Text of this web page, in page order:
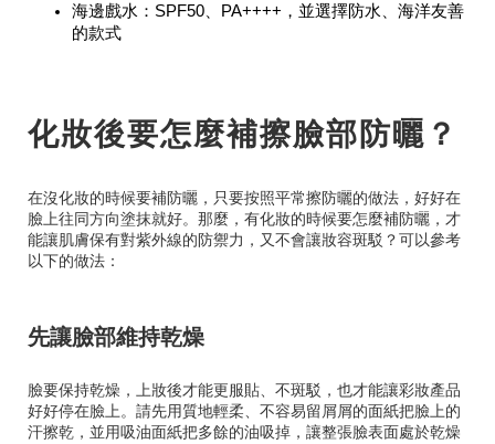
海邊戲水：SPF50、PA++++，並選擇防水、海洋友善
的款式
化妝後要怎麼補擦臉部防曬？
在沒化妝的時候要補防曬，只要按照平常擦防曬的做法，好好在
臉上往同方向塗抹就好。那麼，有化妝的時候要怎麼補防曬，才
能讓肌膚保有對紫外線的防禦力，又不會讓妝容斑駁？可以參考
以下的做法：
先讓臉部維持乾燥
臉要保持乾燥，上妝後才能更服貼、不斑駁，也才能讓彩妝產品
好好停在臉上。請先用質地輕柔、不容易留屑屑的面紙把臉上的
汗擦乾，並用吸油面紙把多餘的油吸掉，讓整張臉表面處於乾燥